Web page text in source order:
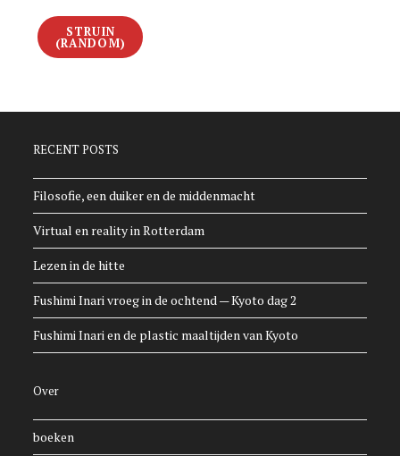
STRUIN
(RANDOM)
RECENT POSTS
Filosofie, een duiker en de middenmacht
Virtual en reality in Rotterdam
Lezen in de hitte
Fushimi Inari vroeg in de ochtend — Kyoto dag 2
Fushimi Inari en de plastic maaltijden van Kyoto
Over
boeken